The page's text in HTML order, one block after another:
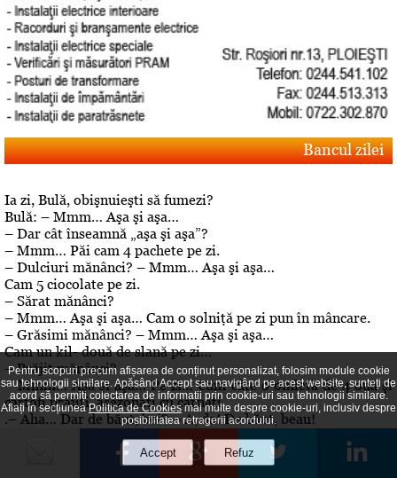
Bancul zilei
Ia zi, Bulă, obişnuieşti să fumezi?
Bulă: – Mmm… Aşa şi aşa…
– Dar cât înseamnă „aşa şi aşa”?
– Mmm… Păi cam 4 pachete pe zi.
– Dulciuri mănânci? – Mmm… Aşa şi aşa…
Cam 5 ciocolate pe zi.
– Sărat mănânci?
– Mmm… Aşa şi aşa… Cam o solniţă pe zi pun în mâncare.
– Grăsimi mănânci? – Mmm… Aşa şi aşa…
Cam un kil- două de slană pe zi…
– Prăjit mănânci?
– Mmm… Aşa şi aşa… Pe zi… Cam câte o omletă de 4 ouă şi
cartofi prăjiţi, asezonaţi cu cârnaţi
.– Aha… Dar de băut, bei? – A, da! De băut, beau!
Editorial
Pentru scopuri precum afișarea de conținut personalizat, folosim module cookie
sau tehnologii similare. Apăsând Accept sau navigând pe acest website, sunteți de
acord să permiți colectarea de informații prin cookie-uri sau tehnologii similare.
Aflați în secțiuneaPolitica de Cookiesmai multe despre cookie-uri, inclusiv despre
posibilitatea retragerii acordului.